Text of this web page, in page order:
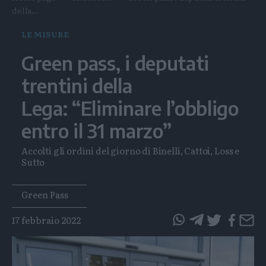
della...
LE MISURE
Green pass, i deputati
trentini della
Lega: “Eliminare l’obbligo
entro il 31 marzo”
Accolti gli ordini del giorno di Binelli, Cattoi, Loss e
Sutto
Tags
Green Pass
17 febbraio 2022
questo
su
questo
su